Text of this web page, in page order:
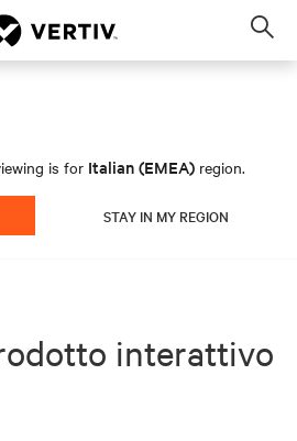
is for Italian (EMEA) region.
STAY IN MY REGION
interattivo